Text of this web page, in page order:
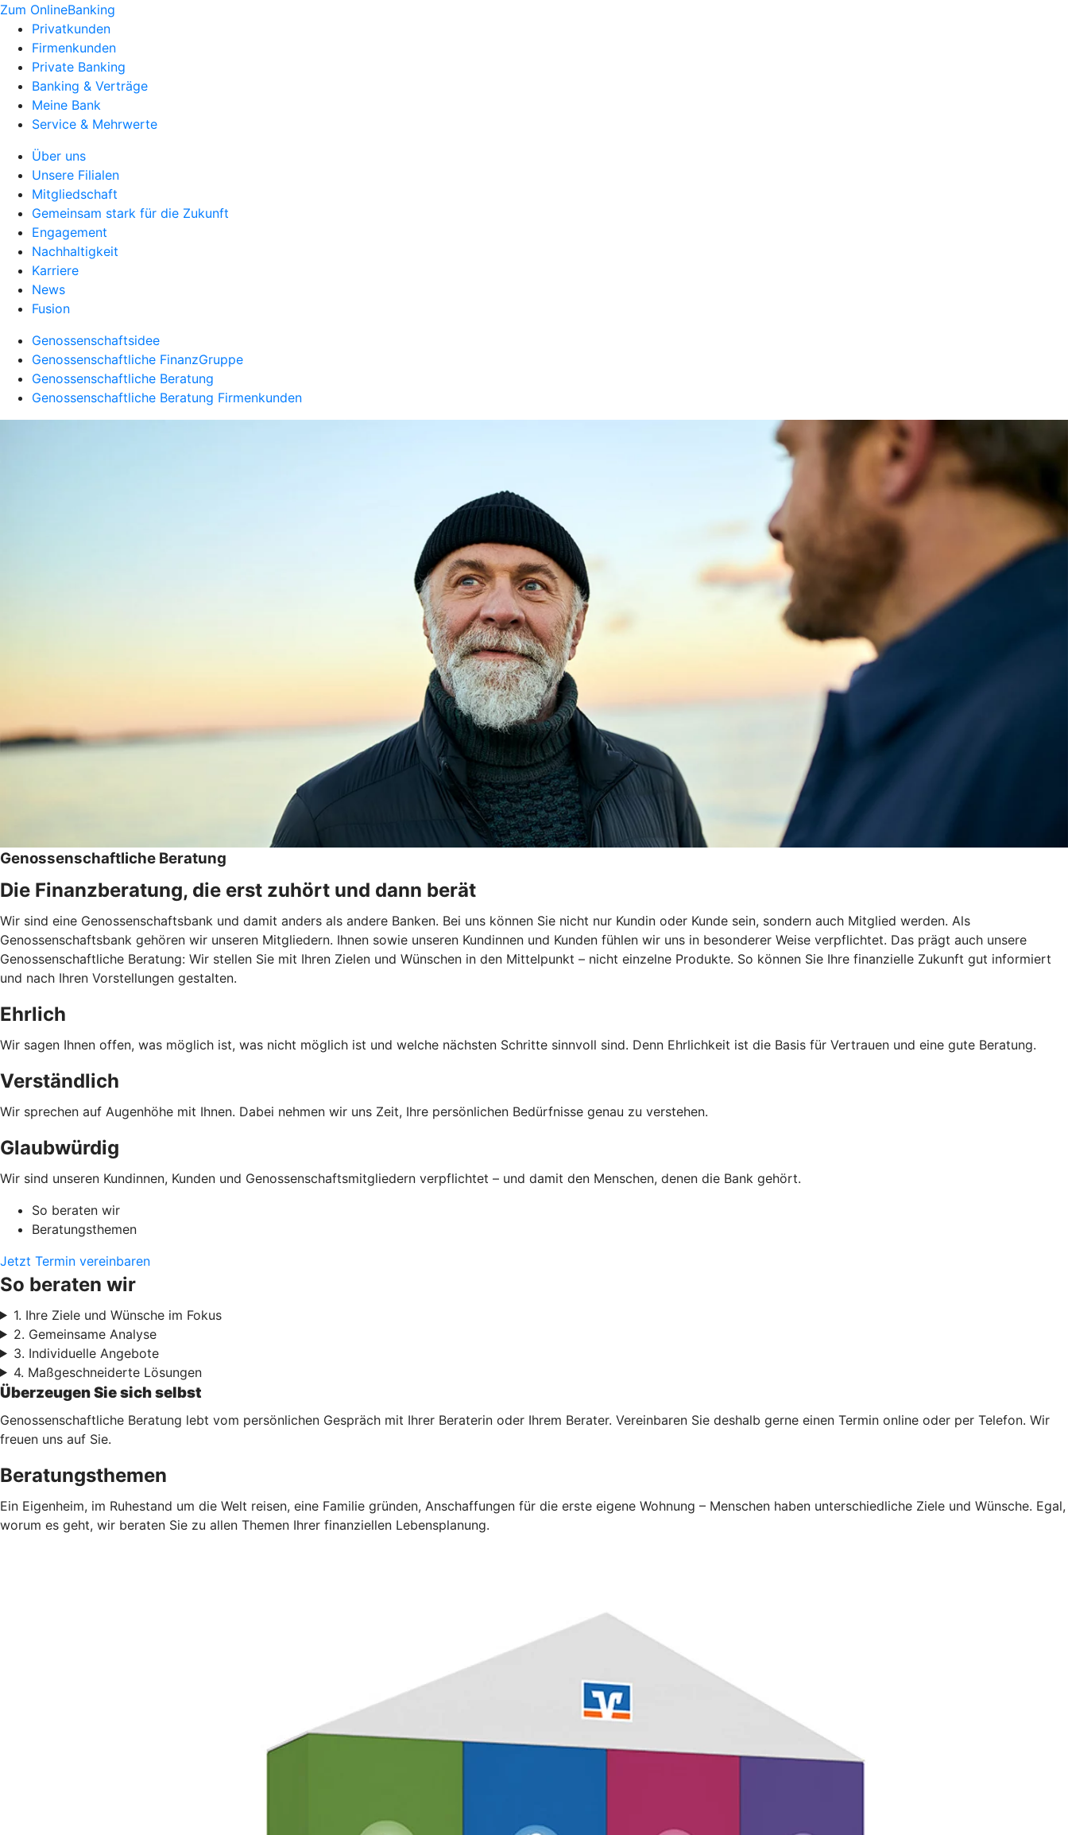
Zum OnlineBanking
Privatkunden
Firmenkunden
Private Banking
Banking & Verträge
Meine Bank
Service & Mehrwerte
Über uns
Unsere Filialen
Mitgliedschaft
Gemeinsam stark für die Zukunft
Engagement
Nachhaltigkeit
Karriere
News
Fusion
Genossenschaftsidee
Genossenschaftliche FinanzGruppe
Genossenschaftliche Beratung
Genossenschaftliche Beratung Firmenkunden
Genossenschaftliche Beratung
Die Finanzberatung, die erst zuhört und dann berät
Wir sind eine Genossenschaftsbank und damit anders als andere Banken. Bei uns können Sie nicht nur Kundin oder Kunde sein, sondern auch Mitglied werden. Als
Genossenschaftsbank gehören wir unseren Mitgliedern. Ihnen sowie unseren Kundinnen und Kunden fühlen wir uns in besonderer Weise verpflichtet. Das prägt auch unsere
Genossenschaftliche Beratung: Wir stellen Sie mit Ihren Zielen und Wünschen in den Mittelpunkt – nicht einzelne Produkte. So können Sie Ihre finanzielle Zukunft gut informiert
und nach Ihren Vorstellungen gestalten.
Ehrlich
Wir sagen Ihnen offen, was möglich ist, was nicht möglich ist und welche nächsten Schritte sinnvoll sind. Denn Ehrlichkeit ist die Basis für Vertrauen und eine gute Beratung.
Verständlich
Wir sprechen auf Augenhöhe mit Ihnen. Dabei nehmen wir uns Zeit, Ihre persönlichen Bedürfnisse genau zu verstehen.
Glaubwürdig
Wir sind unseren Kundinnen, Kunden und Genossenschaftsmitgliedern verpflichtet – und damit den Menschen, denen die Bank gehört.
So beraten wir
Beratungsthemen
Jetzt Termin vereinbaren
So beraten wir
1. Ihre Ziele und Wünsche im Fokus
2. Gemeinsame Analyse
3. Individuelle Angebote
4. Maßgeschneiderte Lösungen
Überzeugen Sie sich selbst
Genossenschaftliche Beratung lebt vom persönlichen Gespräch mit Ihrer Beraterin oder Ihrem Berater. Vereinbaren Sie deshalb gerne einen Termin online oder per Telefon. Wir
freuen uns auf Sie.
Beratungsthemen
Ein Eigenheim, im Ruhestand um die Welt reisen, eine Familie gründen, Anschaffungen für die erste eigene Wohnung – Menschen haben unterschiedliche Ziele und Wünsche. Egal,
worum es geht, wir beraten Sie zu allen Themen Ihrer finanziellen Lebensplanung.